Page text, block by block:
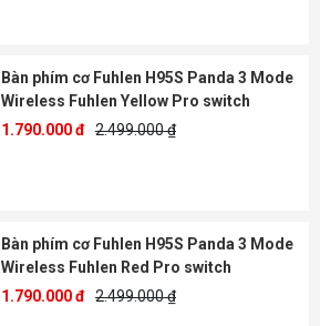
Bàn phím cơ Fuhlen H95S Panda 3 Mode
Wireless Fuhlen Yellow Pro switch
1.790.000 đ 2.499.000 ₫
Bàn phím cơ Fuhlen H95S Panda 3 Mode
Wireless Fuhlen Red Pro switch
1.790.000 đ 2.499.000 ₫